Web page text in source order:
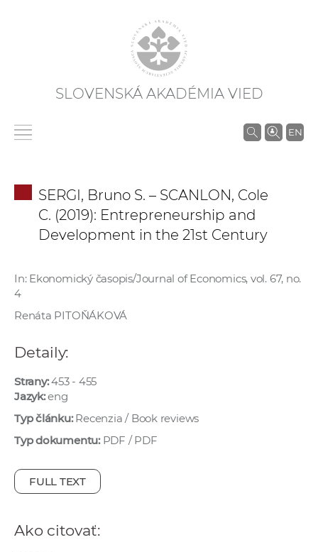
SLOVENSKÁ AKADÉMIA VIED
EN
V
a
á
SERGI, Bruno S. – SCANLON, Cole
C. (2019): Entrepreneurship and
Development in the 21st Century
In: Ekonomický časopis/Journal of Economics, vol. 67, no.
4
Renáta PITOŇÁKOVÁ
Detaily:
Strany:453 - 455
Jazyk:eng
Typ článku:Recenzia / Book reviews
Typ dokumentu:PDF / PDF
FULL TEXT
Ako citovať: